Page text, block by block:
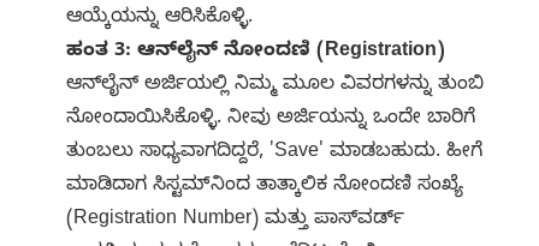
ಆಯ್ಕೆಯನ್ನು ಆರಿಸಿಕೊಳ್ಳಿ.
ಹಂತ 3: ಆನ್‌ಲೈನ್ ನೋಂದಣಿ (Registration)
ಆನ್‌ಲೈನ್ ಅರ್ಜಿಯಲ್ಲಿ ನಿಮ್ಮ ಮೂಲ ವಿವರಗಳನ್ನು ತುಂಬಿ
ನೋಂದಾಯಿಸಿಕೊಳ್ಳಿ. ನೀವು ಅರ್ಜಿಯನ್ನು ಒಂದೇ ಬಾರಿಗೆ
ತುಂಬಲು ಸಾಧ್ಯವಾಗದಿದ್ದರೆ, 'Save' ಮಾಡಬಹುದು. ಹೀಗೆ
ಮಾಡಿದಾಗ ಸಿಸ್ಟಮ್‌ನಿಂದ ತಾತ್ಕಾಲಿಕ ನೋಂದಣಿ ಸಂಖ್ಯೆ
(Registration Number) ಮತ್ತು ಪಾಸ್‌ವರ್ಡ್